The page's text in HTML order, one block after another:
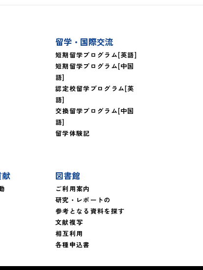
留学・国際交流
短期留学プログラム[英語]
短期留学プログラム[中国
語]
認定校留学プログラム[英
語]
交換留学プログラム[中国
語]
留学体験記
図書館
ご利用案内
研究・レポートの
参考となる資料を探す
文献複写
相互利用
各種申込書